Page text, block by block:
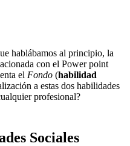
hablábamos al principio, la
con el Power point
el Fondo (habilidad
a estas dos habilidades
profesional?
Sociales